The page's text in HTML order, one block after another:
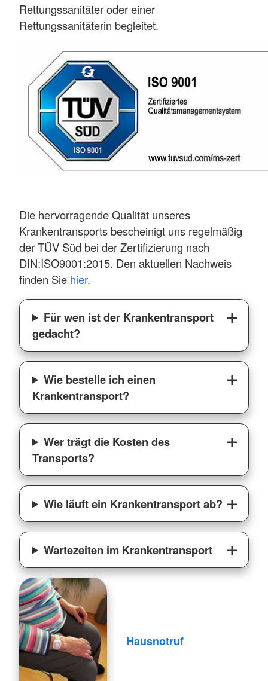
Rettungssanitäter oder einer
Rettungssanitäterin begleitet.
Die hervorragende Qualität unseres
Krankentransports bescheinigt uns regelmäßig
der TÜV Süd bei der Zertifizierung nach
DIN:ISO9001:2015. Den aktuellen Nachweis
finden Sie hier.
Für wen ist der Krankentransport
gedacht?
Wie bestelle ich einen
Krankentransport?
Wer trägt die Kosten des
Transports?
Wie läuft ein Krankentransport ab?
Wartezeiten im Krankentransport
Hausnotruf